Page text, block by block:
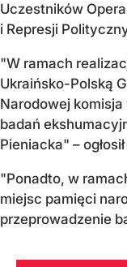
Uczestników
i Represji
"W ramach
Ukraińsko-Polską
Narodowej komisja
badań
Pieniacka" –
"Ponadto, w
miejsc pamięci
przeprowadzenie